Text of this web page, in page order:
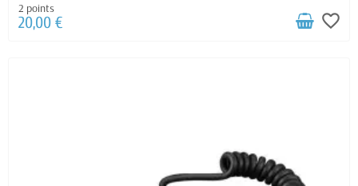
2 points
20,00 € favorite_border